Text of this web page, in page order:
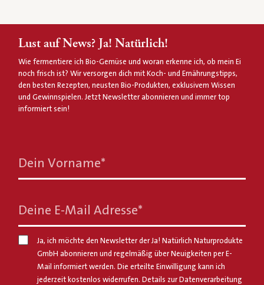
Lust auf News? Ja! Natürlich!
Wie fermentiere ich Bio-Gemüse und woran erkenne ich, ob mein Ei
noch frisch ist? Wir versorgen dich mit Koch- und Ernährungstipps,
den besten Rezepten, neusten Bio-Produkten, exklusivem Wissen
und Gewinnspielen. Jetzt Newsletter abonnieren und immer top
informiert sein!
Dein Vorname*
Deine E-Mail Adresse*
Ja, ich möchte den Newsletter der Ja! Natürlich Naturprodukte
GmbH abonnieren und regelmäßig über Neuigkeiten per E-
Mail informiert werden. Die erteilte Einwilligung kann ich
jederzeit kostenlos widerrufen. Details zur Datenverarbeitung